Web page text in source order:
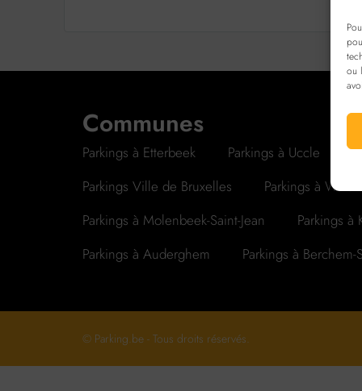
ou
Communes
Parkings à Etterbeek Parkings à Uccle
Parkings Ville de Bruxelles
Parkings à
Parkings à Molenbeek-Saint-Jean
Parkings à
Parkings à Auderghem
Parkings à Berchem-
© Parking.be - Tous droits réservés.